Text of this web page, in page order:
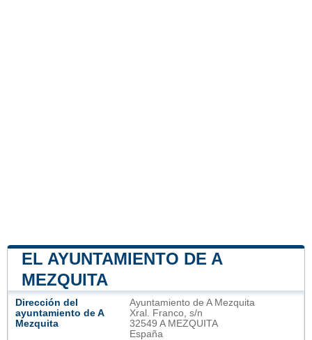
EL AYUNTAMIENTO DE A
MEZQUITA
Dirección del
ayuntamiento de A
Mezquita
Ayuntamiento de A Mezquita
Xral. Franco, s/n
32549 A MEZQUITA
España